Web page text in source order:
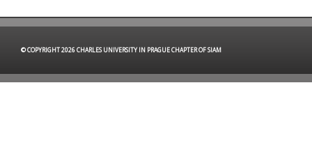
© COPYRIGHT 2026 CHARLES UNIVERSITY IN PRAGUE CHAPTER OF SIAM